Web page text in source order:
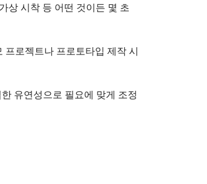
상 시착 등 어떤 것이든 몇 초
로젝트나 프로토타입 제작 시
유연성으로 필요에 맞게 조정